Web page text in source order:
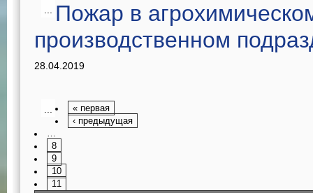
Пожар в
производственном
28.04.2019
« первая
‹ предыдущая
…
8
9
10
11